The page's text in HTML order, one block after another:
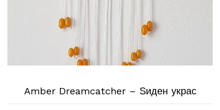
Amber Dreamcatcher – Ѕиден украс